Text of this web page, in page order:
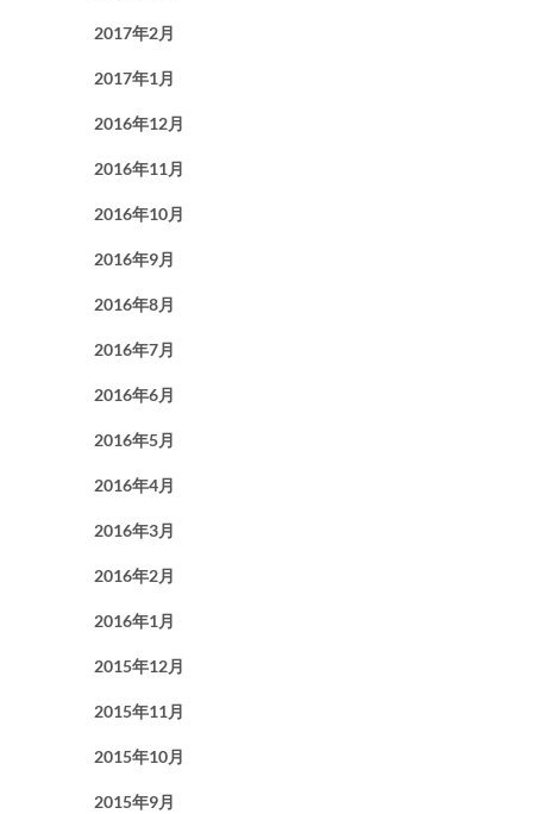
2017年2月
2017年1月
2016年12月
2016年11月
2016年10月
2016年9月
2016年8月
2016年7月
2016年6月
2016年5月
2016年4月
2016年3月
2016年2月
2016年1月
2015年12月
2015年11月
2015年10月
2015年9月